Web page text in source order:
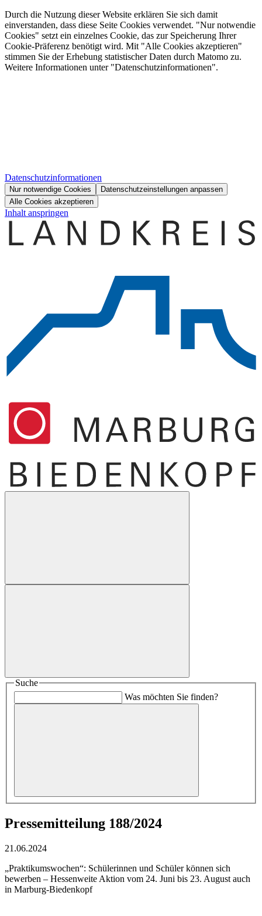
Durch die Nutzung dieser Website erklären Sie sich damit
einverstanden, dass diese Seite Cookies verwendet. "Nur notwendie
Cookies" setzt ein einzelnes Cookie, das zur Speicherung Ihrer
Cookie-Präferenz benötigt wird. Mit "Alle Cookies akzeptieren"
stimmen Sie der Erhebung statistischer Daten durch Matomo zu.
Weitere Informationen unter "Datenschutzinformationen".
Datenschutzinformationen
Nur notwendige Cookies
Datenschutzeinstellungen anpassen
Alle Cookies akzeptieren
Inhalt anspringen
Suche
Was möchten Sie finden?
Pressemitteilung 188/2024
21.06.2024
„Praktikumswochen“: Schülerinnen und Schüler können sich
bewerben – Hessenweite Aktion vom 24. Juni bis 23. August auch
in Marburg-Biedenkopf